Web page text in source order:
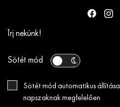
Írj nekünk!
Sötét mód
Sötét mód automatikus állítása
napszaknak megfelelően